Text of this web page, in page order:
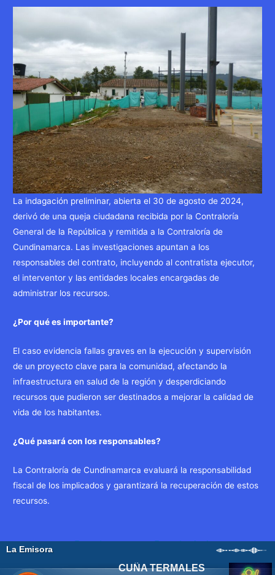
La indagación preliminar, abierta el 30 de agosto de 2024,
derivó de una queja ciudadana recibida por la Contraloría
General de la República y remitida a la Contraloría de
Cundinamarca. Las investigaciones apuntan a los
responsables del contrato, incluyendo al contratista ejecutor,
el interventor y las entidades locales encargadas de
administrar los recursos.
¿Por qué es importante?
El caso evidencia fallas graves en la ejecución y supervisión
de un proyecto clave para la comunidad, afectando la
infraestructura en salud de la región y desperdiciando
recursos que pudieron ser destinados a mejorar la calidad de
vida de los habitantes.
¿Qué pasará con los responsables?
La Contraloría de Cundinamarca evaluará la responsabilidad
fiscal de los implicados y garantizará la recuperación de estos
recursos.
Navegación
de
entradas
←Entrada
Entrada siguiente
→